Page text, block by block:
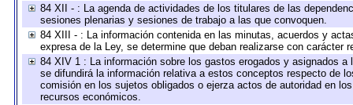
84 XII - : La agenda de actividades de los titulares de las
sesiones plenarias y sesiones de trabajo a las que convoquen.
84 XIII - : La información contenida en las minutas, acuerdos y
expresa de la Ley, se determine que deban realizarse con carácter
84 XIV 1 : La información sobre los gastos erogados y asignados
se difundirá la información relativa a estos conceptos respecto de
comisión en los sujetos obligados o ejerza actos de autoridad en
recursos económicos.